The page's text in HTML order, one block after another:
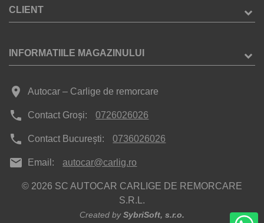
CLIENT
INFORMATIILE MAGAZINULUI
place Autocar – Carlige de remorcare
phone Contact Groși: 0726026026
phone Contact București: 0736026026
mail Email: autocar@carlig.ro
© 2026 SC AUTOCAR CARLIGE DE REMORCARE
S.R.L.
Created bySybriSoft, s.r.o.